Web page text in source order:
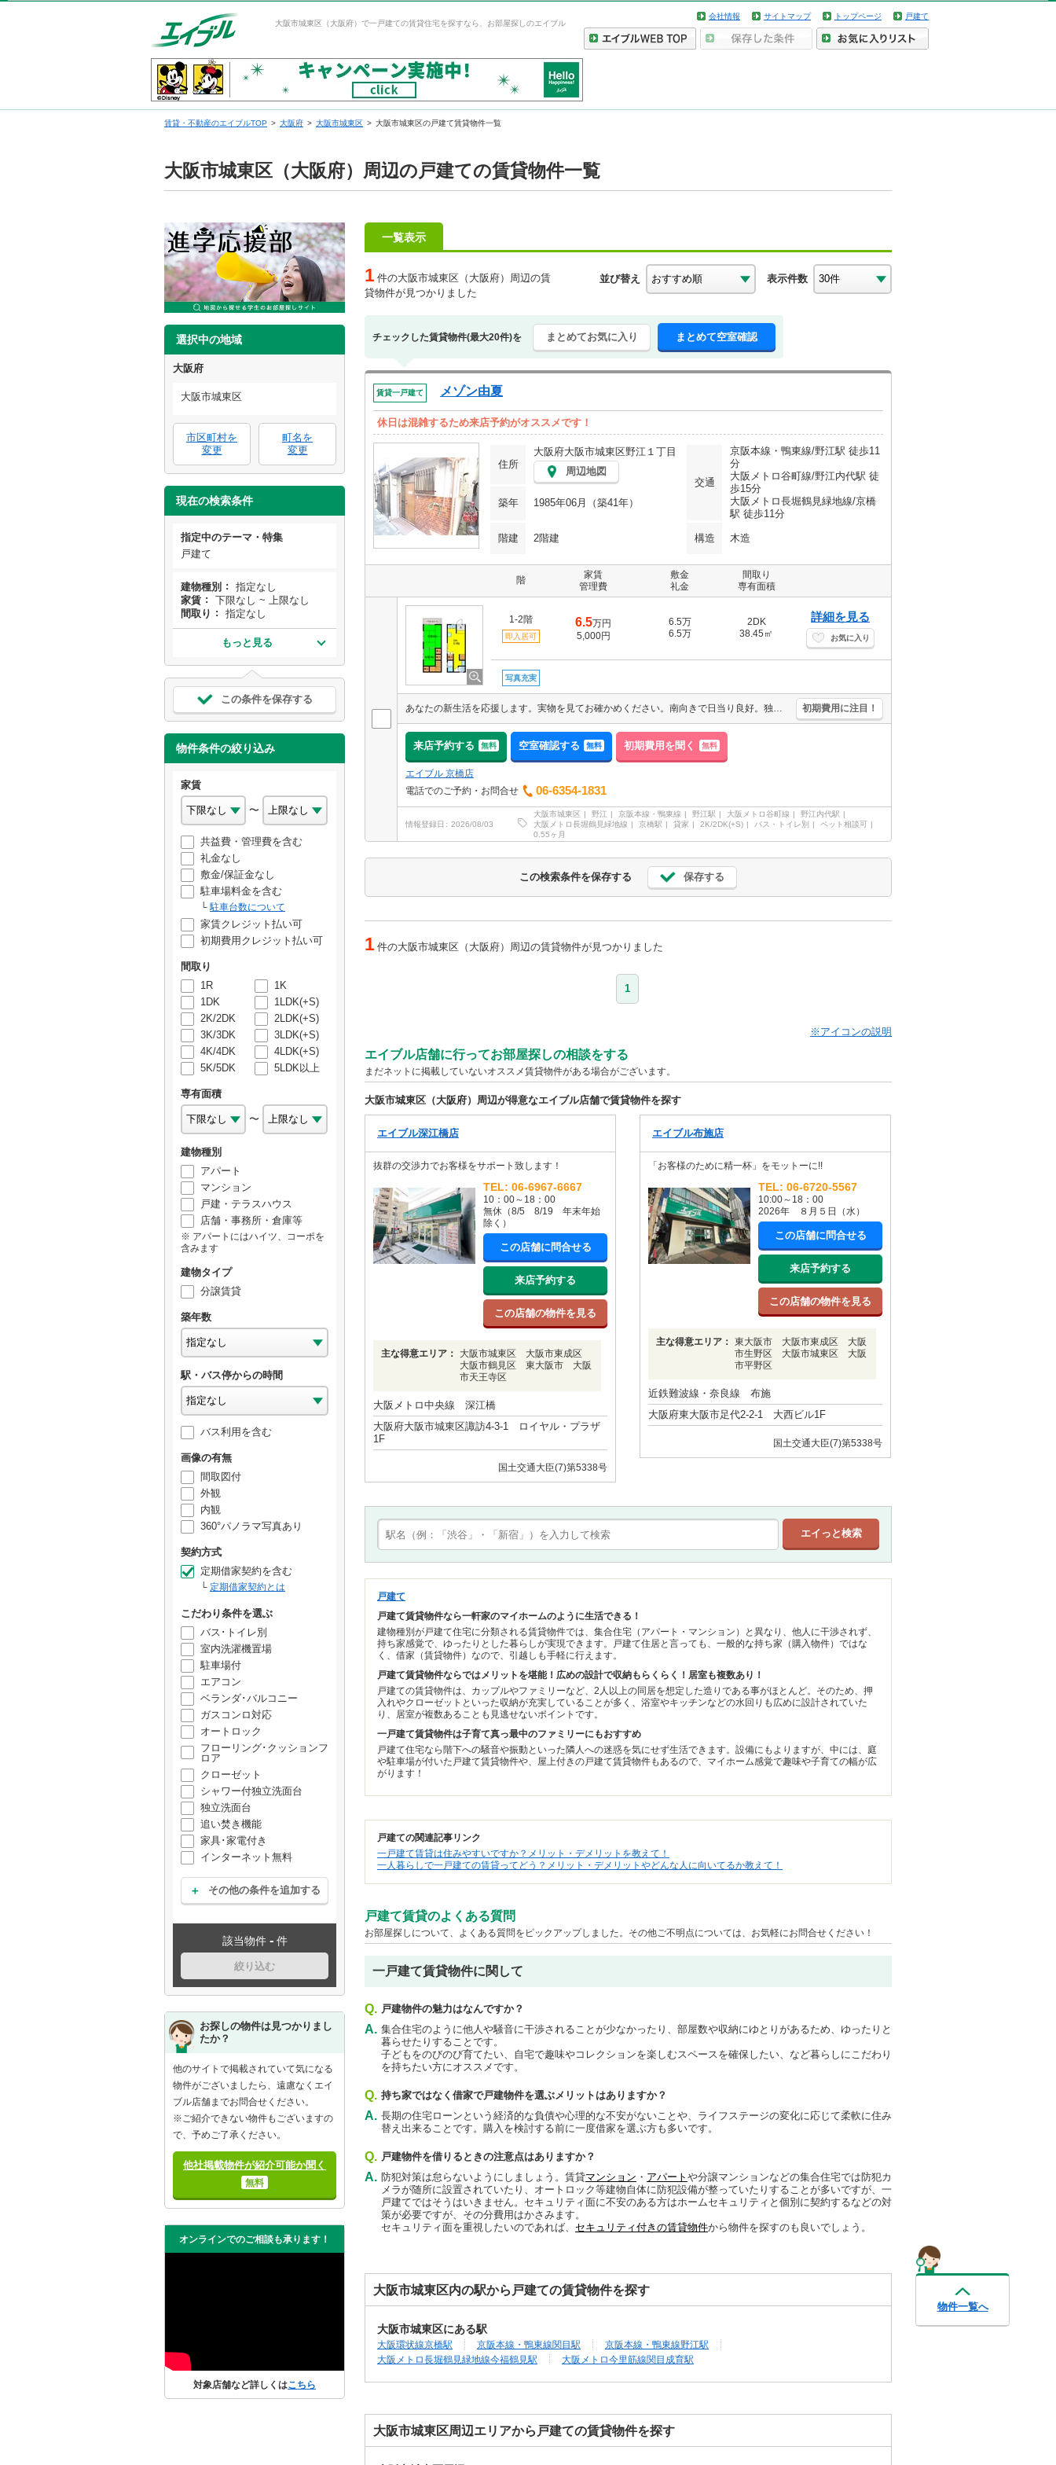
大阪市城東区（大阪府）で一戸建ての賃貸住宅を探すなら、お部屋探しのエイブル
会社情報 サイトマップ トップページ 戸建て
賃貸・不動産のエイブルTOP 大阪府 大阪市城東区 大阪市城東区の戸建て賃貸物件一覧
大阪市城東区（大阪府）周辺の戸建ての賃貸物件一覧
選択中の地域
大阪府
大阪市城東区
市区町村を
変更
町名を
変更
現在の検索条件
指定中のテーマ・特集
戸建て
建物種別
指定なし
家賃
下限なし ~ 上限なし
間取り
指定なし
もっと見る
この条件を保存する
物件条件の絞り込み
家賃
〜
共益費・管理費を含む
礼金なし
敷金/保証金なし
駐車場料金を含む
駐車台数について
家賃クレジット払い可
初期費用クレジット払い可
間取り
1R
1K
1DK
1LDK(+S)
2K/2DK
2LDK(+S)
3K/3DK
3LDK(+S)
4K/4DK
4LDK(+S)
5K/5DK
5LDK以上
専有面積
〜
建物種別
アパート
マンション
戸建・テラスハウス
店舗・事務所・倉庫等
アパートにはハイツ、コーポを
含みます
建物タイプ
分譲賃貸
築年数
駅・バス停からの時間
バス利用を含む
画像の有無
間取図付
外観
内観
360°パノラマ写真あり
契約方式
定期借家契約を含む
定期借家契約とは
こだわり条件を選ぶ
バス･トイレ別
室内洗濯機置場
駐車場付
エアコン
ベランダ･バルコニー
ガスコンロ対応
オートロック
フローリング･クッションフ
ロア
クローゼット
シャワー付独立洗面台
独立洗面台
追い焚き機能
家具･家電付き
インターネット無料
その他の条件を追加する
該当物件 - 件
絞り込む
お探しの物件は見つかりまし
たか？
他のサイトで掲載されていて気になる
物件がございましたら、遠慮なくエイ
ブル店舗までお問合せください。
※ご紹介できない物件もございますの
で、予めご了承ください。
他社掲載物件が紹介可能か聞く
無料
オンラインでのご相談も承ります！
対象店舗など詳しくはこちら
一覧表示
1 件の大阪市城東区（大阪府）周辺の賃
貸物件が見つかりました
並び替え 表示件数
チェックした賃貸物件(最大20件)を まとめてお気に入り まとめて空室確認
賃貸一戸建て メゾン由夏
休日は混雑するため来店予約がオススメです！
住所
大阪府大阪市城東区野江１丁目
周辺地図
交通
京阪本線・鴨東線/野江駅 徒歩11
分
大阪メトロ谷町線/野江内代駅 徒
歩15分
大阪メトロ長堀鶴見緑地線/京橋
駅 徒歩11分
築年 1985年06月（築41年）
階建 2階建 構造 木造
階
家賃
管理費
敷金
礼金
間取り
専有面積
1-2階
即入居可
6.5万円
5,000円
6.5万
6.5万
2DK
38.45㎡
詳細を見る
お気に入り
写真充実
あなたの新生活を応援します。実物を見てお確かめください。南向きで日当り良好。独立洗面台が便利。室内ペットと一緒に暮らしたいあなたへ。ちょっと広めのお部屋をお探しのあなたへ。 初期費用に注目！
来店予約する 無料 空室確認する 無料 初期費用を聞く 無料
エイブル 京橋店
電話でのご予約・お問合せ
06-6354-1831
情報登録日 2026/08/03
大阪市城東区 野江 京阪本線・鴨東線 野江駅 大阪メトロ谷町線
野江内代駅
大阪メトロ長堀鶴見緑地線
京橋駅 貸家 2K/2DK(+S) バス・トイレ別
ペット相談可
0.55ヶ月
この検索条件を保存する 保存する
1 件の大阪市城東区（大阪府）周辺の賃貸物件が見つかりました
1
※アイコンの説明
エイブル店舗に行ってお部屋探しの相談をする
まだネットに掲載していないオススメ賃貸物件がある場合がございます。
大阪市城東区（大阪府）周辺が得意なエイブル店舗で賃貸物件を探す
エイブル深江橋店
抜群の交渉力でお客様をサポート致します！
TEL: 06-6967-6667
10：00～18：00
無休（8/5 8/19 年末年始
除く）
この店舗に問合せる
来店予約する
この店舗の物件を見る
主な得意エリア：
大阪市城東区 大阪市東成区
大阪市鶴見区 東大阪市 大阪
市天王寺区
大阪メトロ中央線 深江橋
大阪府大阪市城東区諏訪4-3-1 ロイヤル・プラザ
1F
国土交通大臣(7)第5338号
エイブル布施店
「お客様のために精一杯」をモットーに!!
TEL: 06-6720-5567
10:00～18：00
2026年 ８月５日（水）
この店舗に問合せる
来店予約する
この店舗の物件を見る
主な得意エリア： 東大阪市 大阪市東成区 大阪
市生野区 大阪市城東区 大阪
市平野区
近鉄難波線・奈良線 布施
大阪府東大阪市足代2-2-1 大西ビル1F
国土交通大臣(7)第5338号
戸建て
戸建て賃貸物件なら一軒家のマイホームのように生活できる！
建物種別が戸建て住宅に分類される賃貸物件では、集合住宅（アパート・マンション）と異なり、他人に干渉されず、
持ち家感覚で、ゆったりとした暮らしが実現できます。戸建て住居と言っても、一般的な持ち家（購入物件）ではな
く、借家（賃貸物件）なので、引越しも手軽に行えます。
戸建て賃貸物件ならではメリットを堪能！広めの設計で収納もらくらく！居室も複数あり！
戸建ての賃貸物件は、カップルやファミリーなど、2人以上の同居を想定した造りである事がほとんど。そのため、押
入れやクローゼットといった収納が充実していることが多く、浴室やキッチンなどの水回りも広めに設計されていた
り、居室が複数あることも見逃せないポイントです。
一戸建て賃貸物件は子育て真っ最中のファミリーにもおすすめ
戸建て住宅なら階下への騒音や振動といった隣人への迷惑を気にせず生活できます。設備にもよりますが、中には、庭
や駐車場が付いた戸建て賃貸物件や、屋上付きの戸建て賃貸物件もあるので、マイホーム感覚で趣味や子育ての幅が広
がります！
戸建ての関連記事リンク
一戸建て賃貸は住みやすいですか？メリット・デメリットを教えて！
一人暮らしで一戸建ての賃貸ってどう？メリット・デメリットやどんな人に向いてるか教えて！
戸建て賃貸のよくある質問
お部屋探しについて、よくある質問をピックアップしました。その他ご不明点については、お気軽にお問合せください！
一戸建て賃貸物件に関して
Q. 戸建物件の魅力はなんですか？
A. 集合住宅のように他人や騒音に干渉されることが少なかったり、部屋数や収納にゆとりがあるため、ゆったりと
暮らせたりすることです。
子どもをのびのび育てたい、自宅で趣味やコレクションを楽しむスペースを確保したい、など暮らしにこだわり
を持ちたい方にオススメです。
Q. 持ち家ではなく借家で戸建物件を選ぶメリットはありますか？
A. 長期の住宅ローンという経済的な負債や心理的な不安がないことや、ライフステージの変化に応じて柔軟に住み
替え出来ることです。購入を検討する前に一度借家を選ぶ方も多いです。
Q. 戸建物件を借りるときの注意点はありますか？
A. 防犯対策は怠らないようにしましょう。賃貸マンション ・ アパート や分譲マンションなどの集合住宅では防犯カ
メラが随所に設置されていたり、オートロック等建物自体に防犯設備が整っていたりすることが多いですが、一
戸建てではそうはいきません。セキュリティ面に不安のある方はホームセキュリティと個別に契約するなどの対
策が必要ですが、その分費用はかさみます。
セキュリティ面を重視したいのであれば、 セキュリティ付きの賃貸物件から物件を探すのも良いでしょう。
物件一覧へ
大阪市城東区内の駅から戸建ての賃貸物件を探す
大阪市城東区にある駅
大阪環状線京橋駅 京阪本線・鴨東線関目駅
京阪本線・鴨東線野江駅
大阪メトロ長堀鶴見緑地線今福鶴見駅
大阪メトロ今里筋線関目成育駅
大阪市城東区周辺エリアから戸建ての賃貸物件を探す